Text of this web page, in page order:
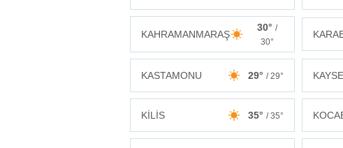
KAHRAMANMARAŞ
30° /
30°
KASTAMONU 29° / 29°
KİLİS 35° / 35°